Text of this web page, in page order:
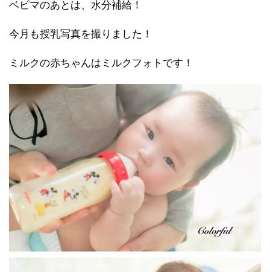
ベビマのあとは、水分補給！
今月も授乳写真を撮りました！
ミルクの赤ちゃんはミルクフォトです！